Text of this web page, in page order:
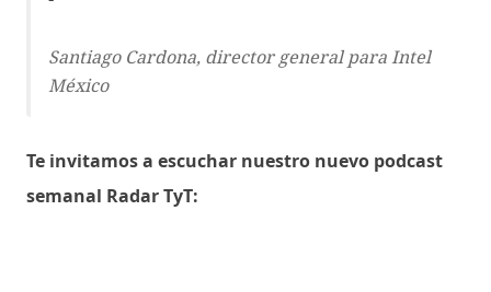
Santiago Cardona, director general para Intel
México
Te invitamos a escuchar nuestro nuevo podcast
semanal Radar TyT: